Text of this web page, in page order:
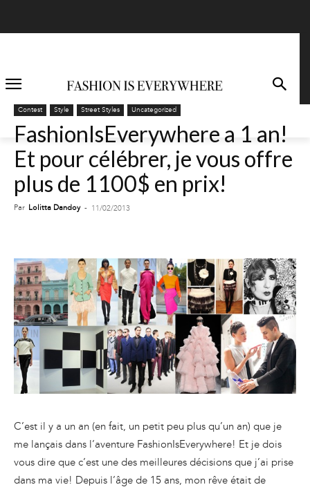
Contest Style Street Styles Uncategorized
FashionIsEverywhere a 1 an!
Et pour célébrer, je vous offre
plus de 1100$ en prix!
Par Lolitta Dandoy - 11/02/2013
C’est il y a un an (en fait, un petit peu plus qu’un an) que je
me lançais dans l’aventure FashionIsEverywhere! Et je dois
vous dire que c’est une des meilleures décisions que j’ai prise
dans ma vie! Depuis l’âge de 15 ans, mon rêve était de